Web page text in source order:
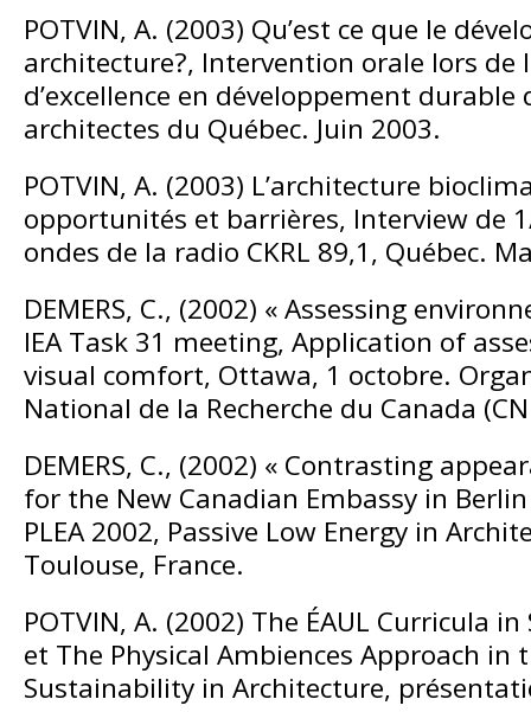
POTVIN, A. (2003) Qu’est ce que le
architecture?, Intervention orale lors de
d’excellence en développement durable
architectes du Québec. Juin 2003.
POTVIN, A. (2003) L’architecture
opportunités et barrières, Interview de
ondes de la radio CKRL 89,1, Québec.
DEMERS, C., (2002) « Assessing
IEA Task 31 meeting, Application of
visual comfort, Ottawa, 1 octobre.
National de la Recherche du Canada
DEMERS, C., (2002) « Contrasting
for the New Canadian Embassy in
PLEA 2002, Passive Low Energy in
Toulouse, France.
POTVIN, A. (2002) The ÉAUL Curricula
et The Physical Ambiences Approach in
Sustainability in Architecture,